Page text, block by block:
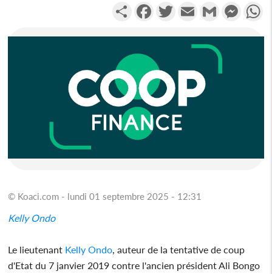
PartagerFacebookTwitterEmail Gmail
© Koaci.com - lundi 01 septembre 2025 - 12:31
Kelly Ondo
Le lieutenant Kelly Ondo , auteur de la tentative de coup
d'Etat du 7 janvier 2019 contre l'ancien président Ali Bongo